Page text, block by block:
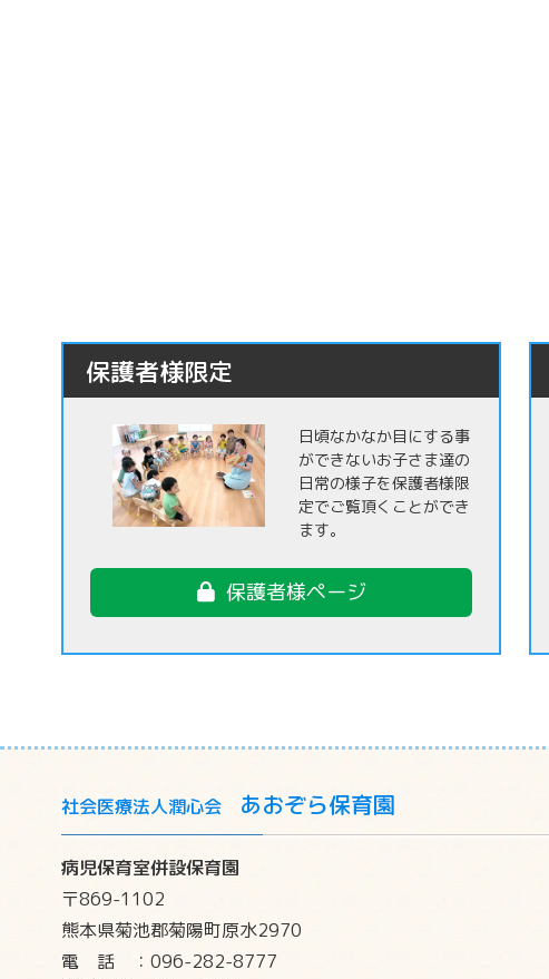
保護者様限定
日頃なかなか目にする事
ができないお子さま達の
日常の様子を保護者様限
定でご覧頂くことができ
ます。
保護者様ページ
社会医療法人潤心会 あおぞら保育園
病児保育室併設保育園
〒869-1102
熊本県菊池郡菊陽町原水2970
電話
：096-282-8777